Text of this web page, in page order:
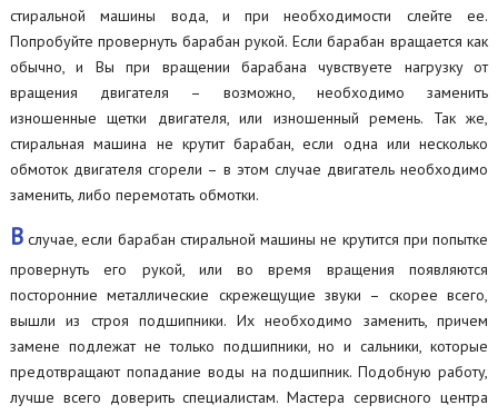
стиральной машины вода, и при необходимости слейте ее.
Попробуйте провернуть барабан рукой. Если барабан вращается как
обычно, и Вы при вращении барабана чувствуете нагрузку от
вращения двигателя – возможно, необходимо заменить
изношенные щетки двигателя, или изношенный ремень. Так же,
стиральная машина не крутит барабан, если одна или несколько
обмоток двигателя сгорели – в этом случае двигатель необходимо
заменить, либо перемотать обмотки.
В случае, если барабан стиральной машины не крутится при попытке
провернуть его рукой, или во время вращения появляются
посторонние металлические скрежещущие звуки – скорее всего,
вышли из строя подшипники. Их необходимо заменить, причем
замене подлежат не только подшипники, но и сальники, которые
предотвращают попадание воды на подшипник. Подобную работу,
лучше всего доверить специалистам. Мастера сервисного центра